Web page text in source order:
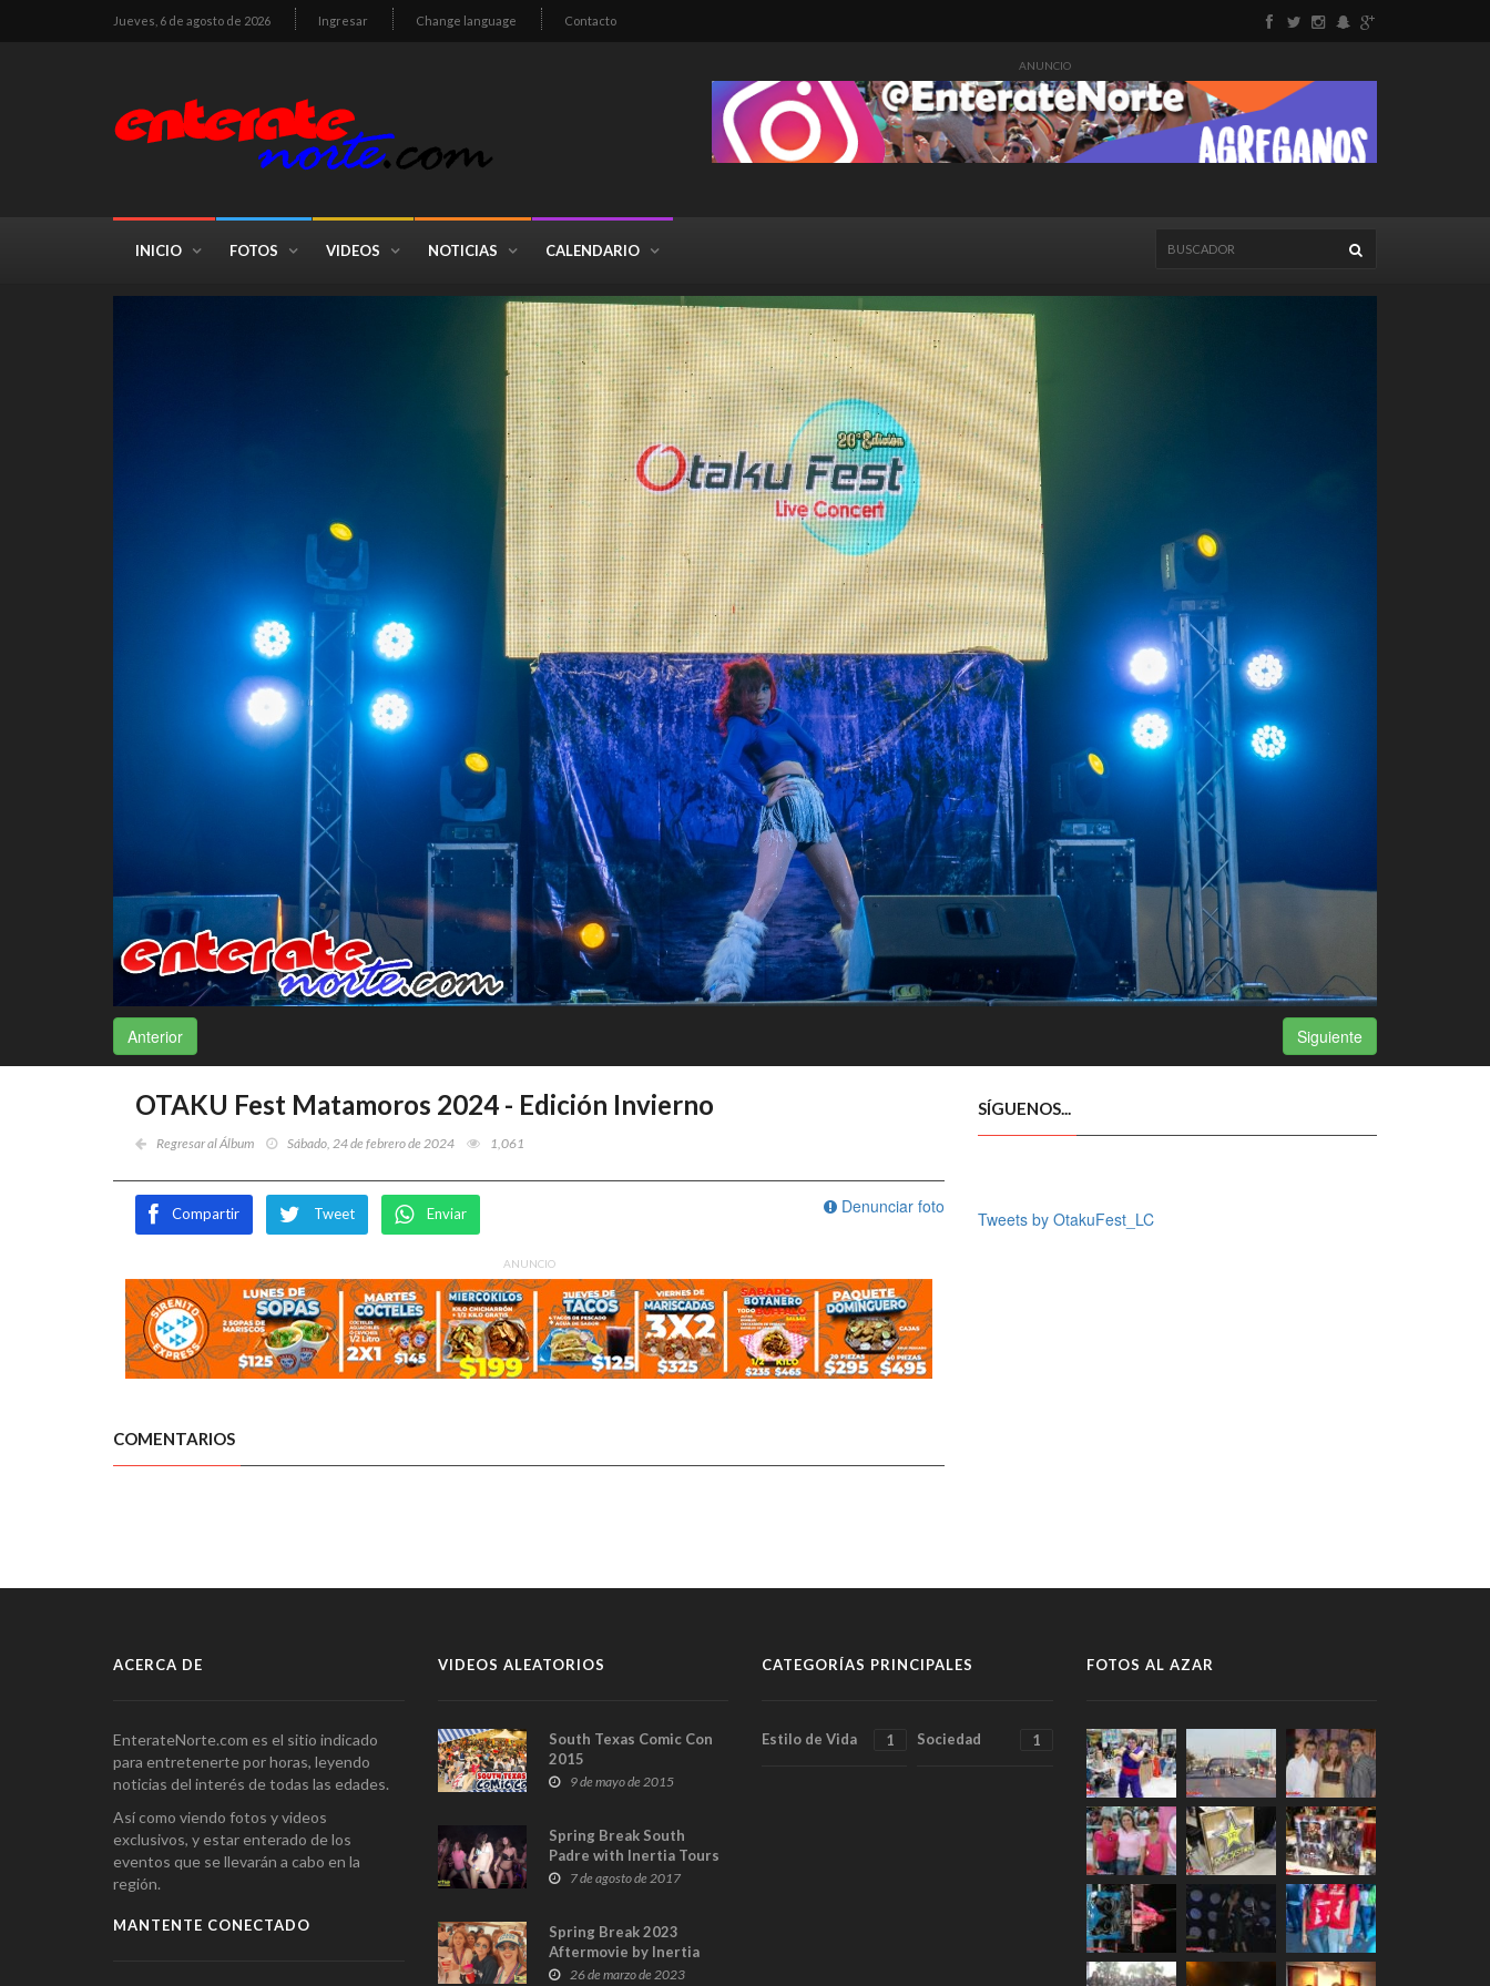
Jueves, 6 de agosto de 2026 Ingresar Change language Contacto
ANUNCIO
INICIO FOTOS VIDEOS NOTICIAS CALENDARIO
Anterior Siguiente
OTAKU Fest Matamoros 2024 - Edición Invierno
Regresar al Álbum Sábado, 24 de febrero de 2024 1,061
Denunciar foto
Compartir Tweet Enviar
ANUNCIO
COMENTARIOS
SÍGUENOS...
Tweets by OtakuFest_LC
ACERCA DE
EnterateNorte.com es el sitio indicado
para entretenerte por horas, leyendo
noticias del interés de todas las edades.
Así como viendo fotos y videos
exclusivos, y estar enterado de los
eventos que se llevarán a cabo en la
región.
MANTENTE CONECTADO
VIDEOS ALEATORIOS
South Texas Comic Con
2015
9 de mayo de 2015
Spring Break South
Padre with Inertia Tours
7 de agosto de 2017
Spring Break 2023
Aftermovie by Inertia
Tours26 de marzo de 2023
CATEGORÍAS PRINCIPALES
Estilo de Vida 1 Sociedad 1
FOTOS AL AZAR